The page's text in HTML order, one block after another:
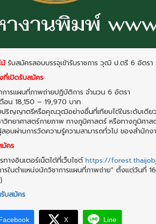
ม้รับสมัครสอบบรรจุเข้ารับราชการ วุฒิ ป.ตรี 6 อัตร
ที่เปิดรับสมัคร
การแผนที่ภาพถ่ายปฏิบัติการ จำนวน 6 อัตรา
อน 18,150 – 19,970 บาท
ริญญาตรีหรือคุณวุฒิอย่างอื่นที่เทียบได้ในระดับเดียว
าวิทยาศาสตร์กายภาพ ทางภูมิศาสตร์ หรือทางภูมิศา
อบผ่านการวัดความรู้ความสามารถทั่วไป ของสำนักง
มัคร
ทางอินเตอร์เน็ตได้ที่เว็บไซต์https://
ารในตำแหน่งนักวิชาการแผนที่ภาพถ่าย” ตั้งแต่วัน
รับสมัคร
X Line